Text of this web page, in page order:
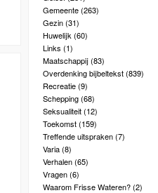
Gemeente(263)
Gezin(31)
Huwelijk (60)
Links (1)
Maatschappij(83)
Overdenking bijbeltekst(839)
Recreatie(9)
Schepping(68)
Seksualiteit(12)
Toekomst(159)
Treffende uitspraken(7)
Varia(8)
Verhalen(65)
Vragen(6)
Waarom Frisse Wateren?(2)